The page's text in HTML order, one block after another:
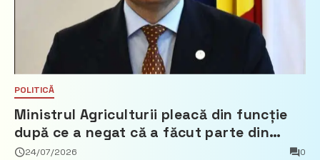
POLITICĂ
Ministrul Agriculturii pleacă din funcție
după ce a negat că a făcut parte din
Partidul Democrat
24/07/2026 0